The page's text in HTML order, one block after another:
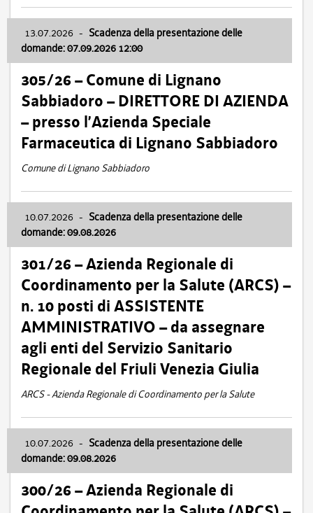
13.07.2026 - Scadenza della presentazione delle
domande: 07.09.2026 12:00
305/26 – Comune di Lignano
Sabbiadoro – DIRETTORE DI AZIENDA
– presso l’Azienda Speciale
Farmaceutica di Lignano Sabbiadoro
Comune di Lignano Sabbiadoro
10.07.2026 - Scadenza della presentazione delle
domande: 09.08.2026
301/26 – Azienda Regionale di
Coordinamento per la Salute (ARCS) –
n. 10 posti di ASSISTENTE
AMMINISTRATIVO – da assegnare
agli enti del Servizio Sanitario
Regionale del Friuli Venezia Giulia
ARCS - Azienda Regionale di Coordinamento per la Salute
10.07.2026 - Scadenza della presentazione delle
domande: 09.08.2026
300/26 – Azienda Regionale di